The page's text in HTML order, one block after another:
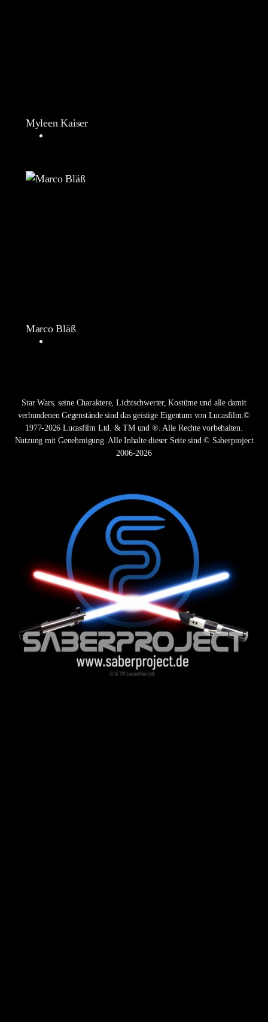
Myleen Kaiser
Marco Bläß
Star Wars, seine Charaktere, Lichtschwerter, Kostüme und alle damit
verbundenen Gegenstände sind das geistige Eigentum von Lucasfilm.©
1977-2026 Lucasfilm Ltd. & TM und ®. Alle Rechte vorbehalten.
Nutzung mit Genehmigung. Alle Inhalte dieser Seite sind © Saberproject
2006-2026